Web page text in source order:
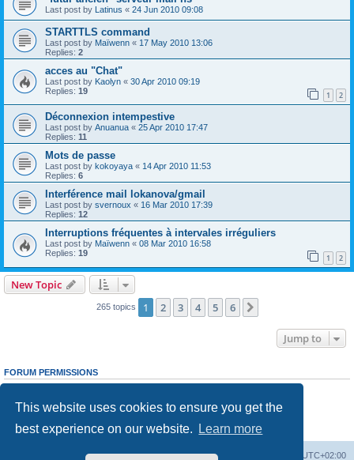
This website uses cookies to ensure you get the
best experience on our website.
Learn more
Last post by Latinus « 24 Jun 2010 09:08
STARTTLS command
Last post by Maïwenn « 17 May 2010 13:06
Replies: 2
acces au "Chat"
Last post by Kaolyn « 30 Apr 2010 09:19
Replies: 19 1 2
Déconnexion intempestive
Last post by Anuanua « 25 Apr 2010 17:47
Replies: 11
Mots de passe
Last post by kokoyaya « 14 Apr 2010 11:53
Replies: 6
Interférence mail lokanova/gmail
Last post by svernoux « 16 Mar 2010 17:39
Replies: 12
Interruptions fréquentes à intervales irréguliers
Last post by Maïwenn « 08 Mar 2010 16:58
Replies: 19 1 2
New Topic
265 topics 1 2 3 4 5 6
Jump to
FORUM PERMISSIONS
cannotedit your posts in this forum
Youcannotpost attachments in this forum
UTC+02:00
Delete cookies